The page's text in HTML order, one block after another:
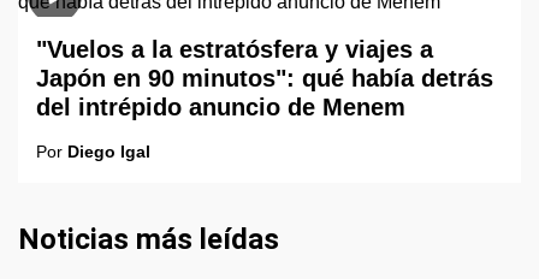
"Vuelos a la estratósfera y viajes a
Japón en 90 minutos": qué había detrás
del intrépido anuncio de Menem
Por Diego Igal
Noticias más leídas